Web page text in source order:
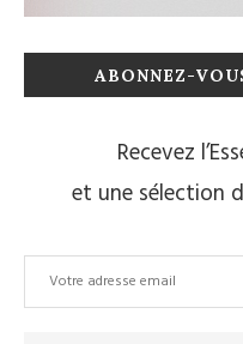
ABONNEZ-
Recevez
et une sélection